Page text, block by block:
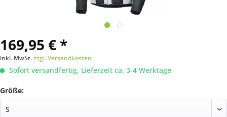
169,95 € *
inkl. MwSt.zzgl. Versandkosten
Sofort versandfertig, Lieferzeit ca. 3-4 Werktage
Größe: